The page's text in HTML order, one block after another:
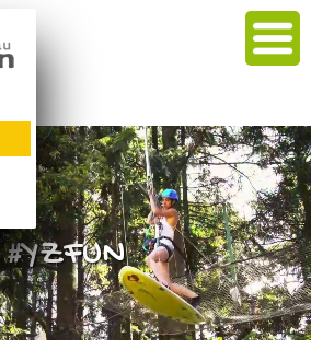
#YZFUN
#veneZ !